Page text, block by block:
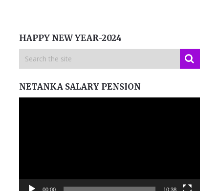
HAPPY NEW YEAR-2024
NETANKA SALARY PENSION
00:00 10:38